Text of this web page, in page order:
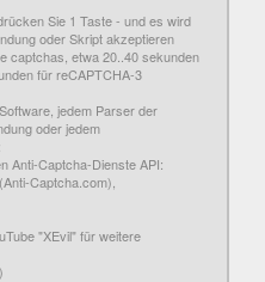
Sie 1 Taste - und es wird
oder Skript akzeptieren
captchas, etwa 20..40 sekunden
für reCAPTCHA-3
jedem Parser der
oder jedem
Anti-Captcha-Dienste API:
Captcha.com),
"XEvil" für weitere